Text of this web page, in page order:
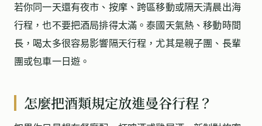
若你同一天還有夜市、按摩、跨區移動或隔天清晨出海
行程，也不要把酒局排得太滿。泰國天氣熱、移動時間
長，喝太多很容易影響隔天行程，尤其是親子團、長輩
團或包車一日遊。
怎麼把酒類規定放進曼谷行程？